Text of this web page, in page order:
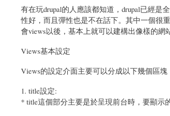
有在玩drupal的人應該都知道，drupal已經是
性好，而且彈性也是不在話下。其中一個很
會views以後，基本上就可以建構出像樣的網
Views基本設定
Views的設定介面主要可以分成以下幾個區塊
1. title設定:
* title這個部分主要是於呈現前台時，要顯示